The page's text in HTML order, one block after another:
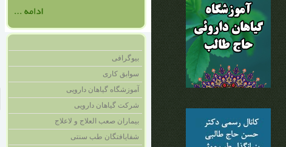
بیوگرافی
سوابق کاری
آموزشگاه گیاهان دارویی
شرکت گیاهان دارویی
بیماران صعب العلاج و لاعلاج
شفایافتگان طب سنتی